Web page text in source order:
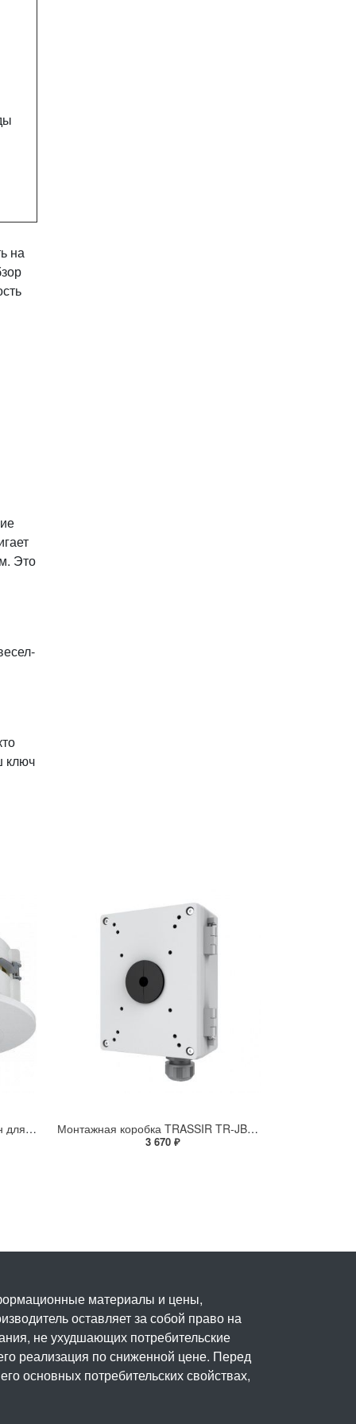
на
Это
ключ
Потолочный скрытый кронштейн для купольной PTZ-камеры SHD-3000F1 Монтажная коробка TRASSIR TR-JB602
3 670 ₽
материалы и цены,
оставляет за собой право на
не ухудшающих потребительские
реализация по сниженной цене. Перед
основных потребительских свойствах,